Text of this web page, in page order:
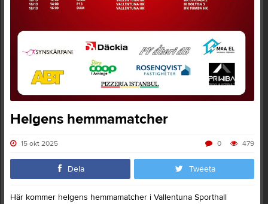
Helgens hemmamatcher
15 okt 2025 479
0
Dela Tweeta
Här kommer helgens hemmamatcher i Vallentuna Sporthall